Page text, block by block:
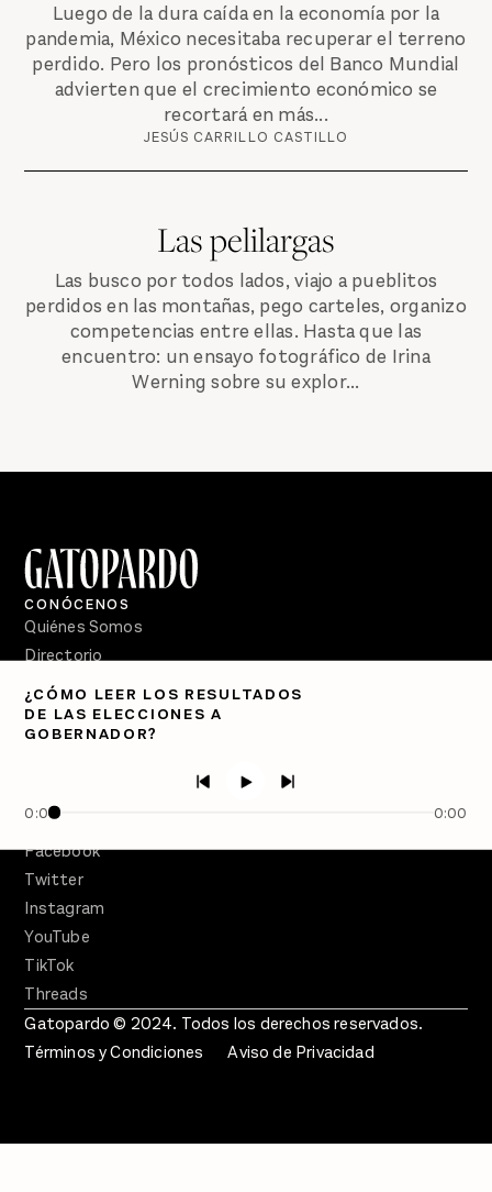
Luego de la dura caída en la economía por la
pandemia, México necesitaba recuperar el terreno
perdido. Pero los pronósticos del Banco Mundial
advierten que el crecimiento económico se
recortará en más...
JESÚS CARRILLO CASTILLO
Las pelilargas
Las busco por todos lados, viajo a pueblitos
perdidos en las montañas, pego carteles, organizo
competencias entre ellas. Hasta que las
encuentro: un ensayo fotográfico de Irina
Werning sobre su explor...
¿CÓMO LEER LOS RESULTADOS
DE LAS ELECCIONES A
GOBERNADOR?
0:00 0:00
CONÓCENOS
Quiénes Somos
Directorio
PÓDCASTS
Semanario Gatopardo
Facebook
Twitter
Instagram
YouTube
TikTok
Threads
Gatopardo © 2024. Todos los derechos reservados.
Términos y Condiciones
Aviso de Privacidad